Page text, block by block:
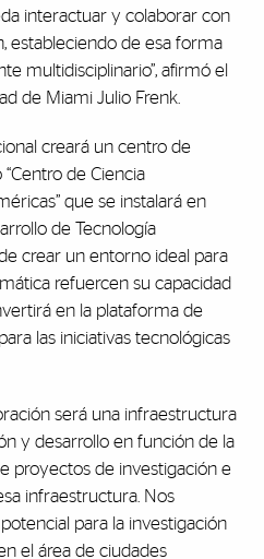
interactuar y colaborar con
estableciendo de esa forma
multidisciplinario”, afirmó el
de Miami Julio Frenk.
creará un centro de
de Ciencia
que se instalará en
de Tecnología
crear un entorno ideal para
refuercen su capacidad
en la plataforma de
las iniciativas tecnológicas
será una infraestructura
y desarrollo en función de la
proyectos de investigación e
infraestructura. Nos
para la investigación
el área de ciudades